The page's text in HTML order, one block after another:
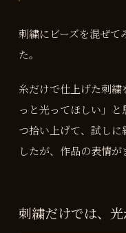
刺繍にビーズを混ぜて
た。
糸だけで仕上げた刺繍
っと光ってほしい」
つ拾い上げて、試し
したが、作品の表情が
刺繍だけでは、